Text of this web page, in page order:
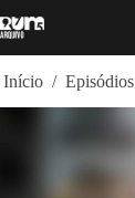
para
Início / Episódios